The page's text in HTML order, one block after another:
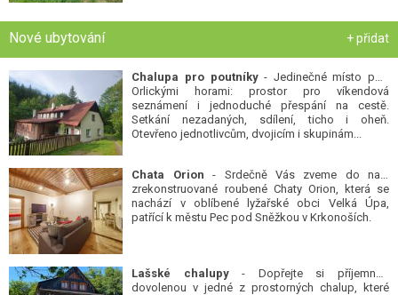
Nové ubytování + přidat
Chalupa pro poutníky- Jedinečné místo pod
Orlickými horami: prostor pro víkendová
seznámení i jednoduché přespání na cestě.
Setkání nezadaných, sdílení, ticho i oheň.
Otevřeno jednotlivcům, dvojicím i skupinám...
Chata Orion - Srdečně Vás zveme do naší
zrekonstruované roubené Chaty Orion, která se
nachází v oblíbené lyžařské obci Velká Úpa,
patřící k městu Pec pod Sněžkou v Krkonoších.
Lašské chalupy- Dopřejte si příjemnou
dovolenou v jedné z prostorných chalup, které